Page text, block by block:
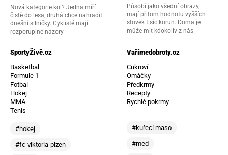
Nová kategorie kol? Jedna míří
čistě do lesa, druhá chce nahradit
dnešní silničky. Cyklisté mají
rozporuplné názory
Působí jako všední obrazy,
mají přitom hodnotu vyšších
stovek tisíc korun. Doma je
může mít kdokoliv z nás
SportyŽivě.cz
Basketbal
Formule 1
Fotbal
Hokej
MMA
Tenis
#hokej
#fc-viktoria-plzen
Vařímedobroty.cz
Cukroví
Omáčky
Předkrmy
Recepty
Rychlé pokrmy
#kuřecí maso
#med